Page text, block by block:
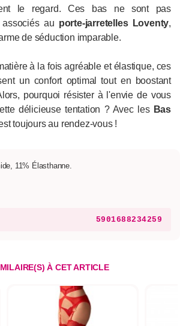
le regard. Ces bas ne sont pas
associés au porte-jarretelles Loventy,
de séduction imparable.
à la fois agréable et élastique, ces
un confort optimal tout en boostant
pourquoi résister à l'envie de vous
délicieuse tentation ? Avec les Bas
toujours au rendez-vous !
11% Élasthanne.
5901688234259
À CET ARTICLE